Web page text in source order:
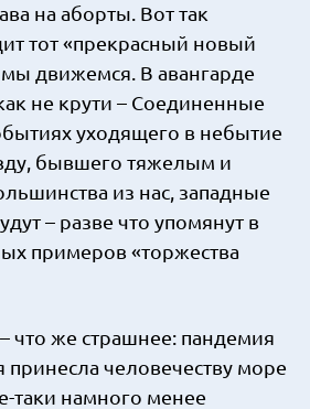
на аборты. Вот так
тот «прекрасный новый
движемся. В авангарде
не крути – Соединенные
уходящего в небытие
бывшего тяжелым и
из нас, западные
– разве что упомянут в
примеров «торжества
что же страшнее: пандемия
принесла человечеству море
таки намного менее